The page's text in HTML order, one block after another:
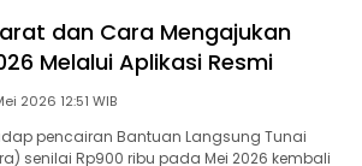
dan Cara Mengajukan
Melalui Aplikasi Resmi
Selasa, 12 Mei 2026 12:51 WIB
pencairan Bantuan Langsung Tunai
senilai Rp900 ribu pada Mei 2026 kembali